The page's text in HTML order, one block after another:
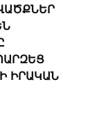
ԻՐԱԿԱՆ